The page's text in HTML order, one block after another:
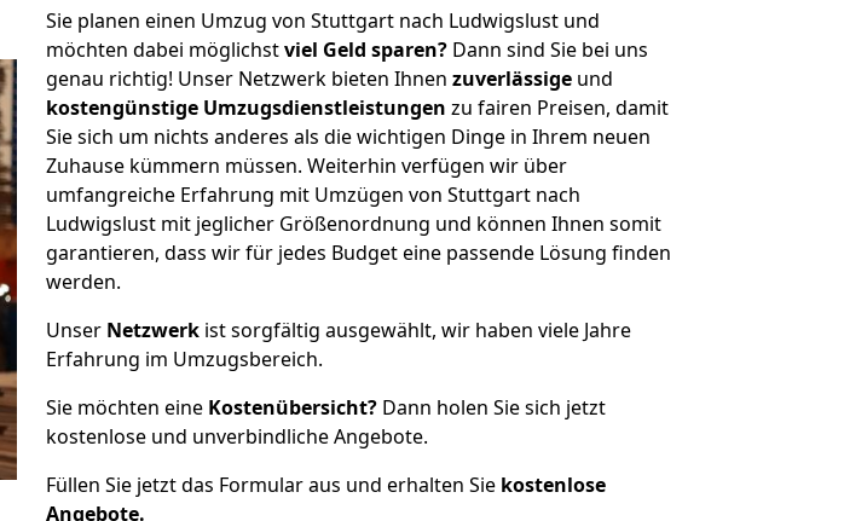
Sie planen einen Umzug von Stuttgart nach Ludwigslust und
möchten dabei möglichstviel Geld sparen? Dann sind Sie bei uns
genau richtig! Unser Netzwerk bieten Ihnen zuverlässige und
kostengünstige Umzugsdienstleistungen zu fairen Preisen, damit
Sie sich um nichts anderes als die wichtigen Dinge in Ihrem neuen
Zuhause kümmern müssen. Weiterhin verfügen wir über
umfangreiche Erfahrung mit Umzügen von Stuttgart nach
Ludwigslust mit jeglicher Größenordnung und können Ihnen somit
garantieren, dass wir für jedes Budget eine passende Lösung finden
werden.
Unser Netzwerk ist sorgfältig ausgewählt, wir haben viele Jahre
Erfahrung im Umzugsbereich.
Sie möchten eine Kostenübersicht? Dann holen Sie sich jetzt
kostenlose und unverbindliche Angebote.
Füllen Sie jetzt das Formular aus und erhalten Sie kostenlose
Angebote.